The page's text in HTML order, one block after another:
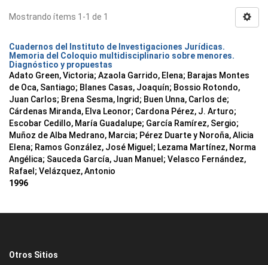
Mostrando ítems 1-1 de 1
Cuadernos del Instituto de Investigaciones Jurídicas.
Memoria del Coloquio multidisciplinario sobre menores.
Diagnóstico y propuestas
Adato Green, Victoria; Azaola Garrido, Elena; Barajas Montes
de Oca, Santiago; Blanes Casas, Joaquín; Bossio Rotondo,
Juan Carlos; Brena Sesma, Ingrid; Buen Unna, Carlos de;
Cárdenas Miranda, Elva Leonor; Cardona Pérez, J. Arturo;
Escobar Cedillo, María Guadalupe; García Ramírez, Sergio;
Muñoz de Alba Medrano, Marcia; Pérez Duarte y Noroña, Alicia
Elena; Ramos González, José Miguel; Lezama Martínez, Norma
Angélica; Sauceda García, Juan Manuel; Velasco Fernández,
Rafael; Velázquez, Antonio
1996
Otros Sitios